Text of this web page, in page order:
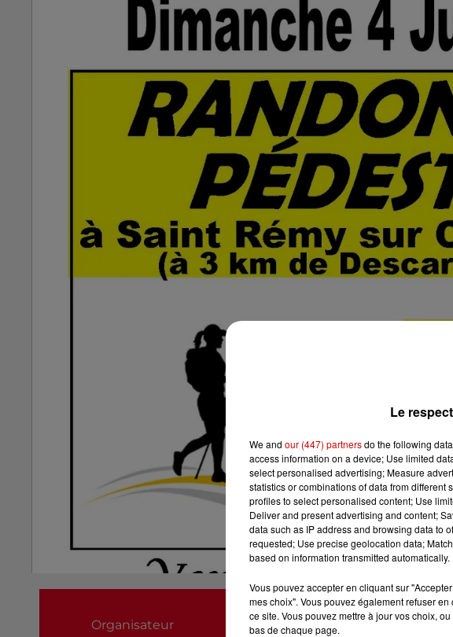
Organisateur
Groupe Loches-Descartes
06 75 33 63 69
Le
We and our (447) partnersdo the following
access information on a device; Use limited
select personalised advertising; Measure
statistics or combinations of data from
profiles to select personalised content; Use
Deliver and present advertising and content;
data such as IP address and browsing data to
requested; Use precise geolocation data;
based on information transmitted automatically.
Vous pouvez accepter en cliquant sur
mes choix". Vous pouvez également refuser
ce site. Vous pouvez mettre à jour vos choix,
bas de chaque page.